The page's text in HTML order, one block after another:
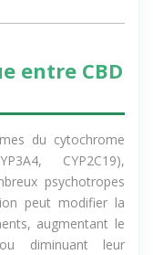
entre CBD
du cytochrome
CYP2C19),
psychotropes
peut modifier la
augmentant le